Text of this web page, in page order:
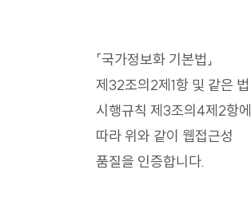
「국가정보화 기본법」
제32조의2제1항 및 같은 법
시행규칙 제3조의4제2항에
따라 위와 같이 웹접근성
품질을 인증합니다.